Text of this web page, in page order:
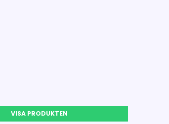
VISA PRODUKTEN